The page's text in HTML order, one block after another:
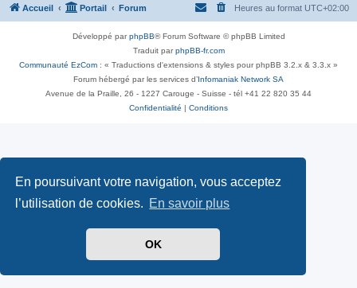
En poursuivant votre navigation, vous acceptez
l’utilisation de cookies. En savoir plus
OK
Accueil Portail Forum Heures au format UTC+02:00
Développé parphpBB® Forum Software © phpBB Limited
Traduit parphpBB-fr.com
Communauté EzCom : « Traductions d'extensions & styles pour phpBB 3.2.x & 3.3.x »
Forum hébergé par les services d’ Infomaniak Network SA
Avenue de la Praille, 26 - 1227 Carouge - Suisse - tél +41 22 820 35 44
Confidentialité
Conditions